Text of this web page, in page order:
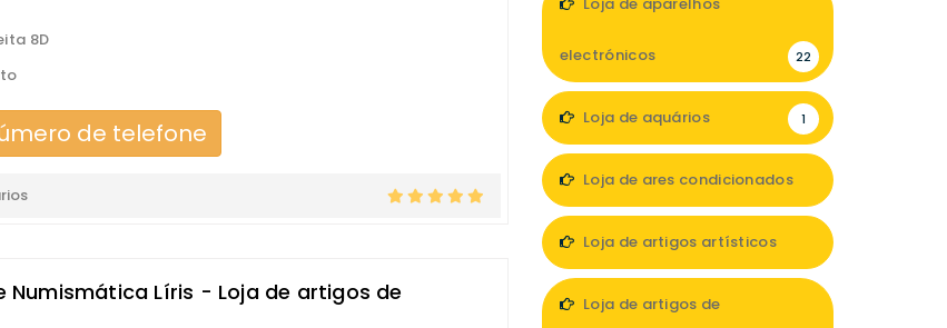
8D
de telefone
Numismática Líris - Loja de artigos de
electrónicos 22
Loja de aquários 1
Loja de ares condicionados
Loja de artigos artísticos
Loja de artigos de